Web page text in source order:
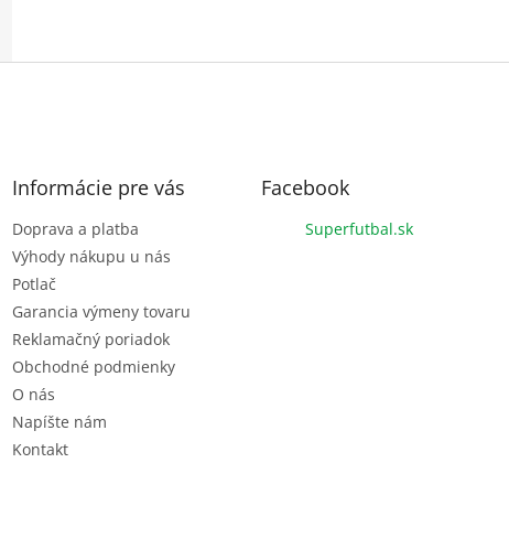
Informácie pre vás
Doprava a platba
Výhody nákupu u nás
Potlač
Garancia výmeny tovaru
Reklamačný poriadok
Obchodné podmienky
O nás
Napíšte nám
Kontakt
Facebook
Superfutbal.sk